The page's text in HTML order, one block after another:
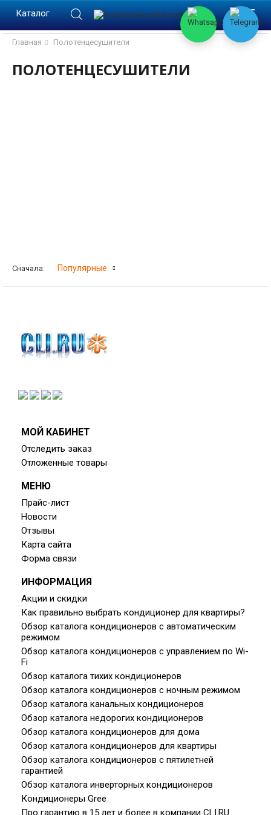
Каталог
Главная Полотенцесушители
ПОЛОТЕНЦЕСУШИТЕЛИ
Сначала: Популярные
МОЙ КАБИНЕТ
Отследить заказ
Отложенные товары
МЕНЮ
Прайс-лист
Новости
Отзывы
Карта сайта
Форма связи
ИНФОРМАЦИЯ
Акции и скидки
Как правильно выбрать кондиционер для квартиры?
Обзор каталога кондиционеров с автоматическим
режимом
Обзор каталога кондиционеров с управлением по Wi-
Fi
Обзор каталога тихих кондиционеров
Обзор каталога кондиционеров с ночным режимом
Обзор каталога канальных кондиционеров
Обзор каталога недорогих кондиционеров
Обзор каталога кондиционеров для дома
Обзор каталога кондиционеров для квартиры
Обзор каталога кондиционеров с пятилетней
гарантией
Обзор каталога инверторных кондиционеров
Кондиционеры Gree
Про гарантию в 15 лет и более в компании CLI.RU